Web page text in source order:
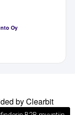
Oy
by Clearbit